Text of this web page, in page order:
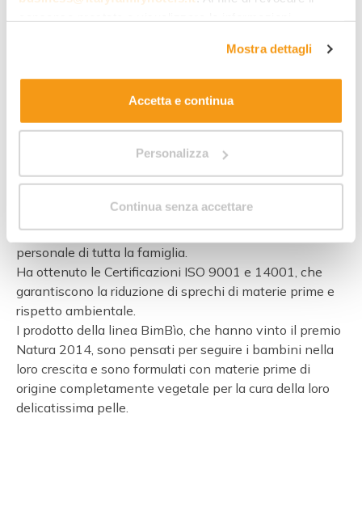
. Allo stesso link trovi la nostra informativa
estesa sui cookie.
Mostra dettagli
Accetta e continua
Personalizza
Continua senza accettare
Flora
Flora da 27 anni realizza con serietà e passione
prodotti 100% bio certificati per la cura e l’igiene
personale di tutta la famiglia.
Ha ottenuto le Certificazioni ISO 9001 e 14001, che
garantiscono la riduzione di sprechi di materie prime e
rispetto ambientale.
I prodotto della linea BimBìo, che hanno vinto il premio
Natura 2014, sono pensati per seguire i bambini nella
loro crescita e sono formulati con materie prime di
origine completamente vegetale per la cura della loro
delicatissima pelle.